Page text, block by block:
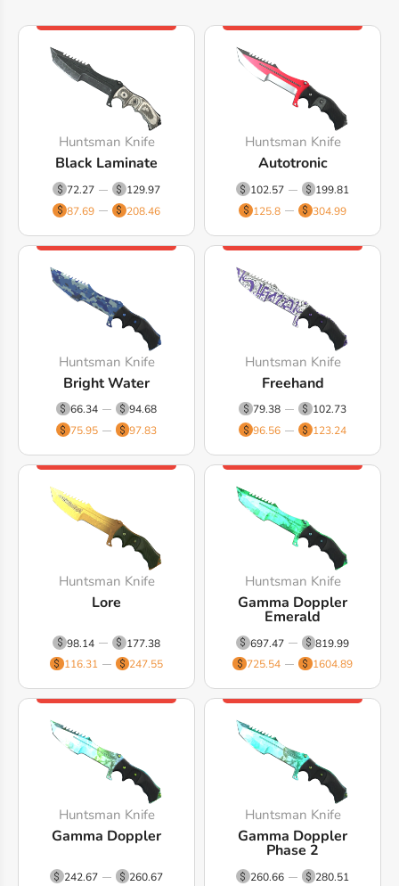
Huntsman Knife
Black Laminate
72.27
129.97
87.69
208.46
Huntsman Knife
Autotronic
102.57
199.81
125.8
304.99
Huntsman Knife
Bright Water
66.34
94.68
75.95
97.83
Huntsman Knife
Freehand
79.38
102.73
96.56
123.24
Huntsman Knife
Lore
98.14
177.38
116.31
247.55
Huntsman Knife
Gamma Doppler
Emerald
697.47
819.99
725.54
1604.89
Huntsman Knife
Gamma Doppler
242.67
260.67
Huntsman Knife
Gamma Doppler
Phase 2
260.66
280.51